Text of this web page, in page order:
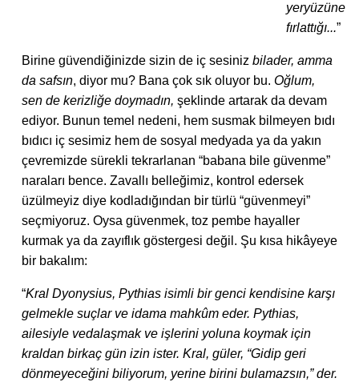
yeryüzüne
fırlattığı...”
Birine güvendiğinizde sizin de iç sesiniz bilader, amma
da safsın, diyor mu? Bana çok sık oluyor bu. Oğlum,
sen de kerizliğe doymadın, şeklinde artarak da devam
ediyor. Bunun temel nedeni, hem susmak bilmeyen bıdı
bıdıcı iç sesimiz hem de sosyal medyada ya da yakın
çevremizde sürekli tekrarlanan “babana bile güvenme”
naraları bence. Zavallı belleğimiz, kontrol edersek
üzülmeyiz diye kodladığından bir türlü “güvenmeyi”
seçmiyoruz. Oysa güvenmek, toz pembe hayaller
kurmak ya da zayıflık göstergesi değil. Şu kısa hikâyeye
bir bakalım:
“Kral Dyonysius, Pythias isimli bir genci kendisine karşı
gelmekle suçlar ve idama mahkûm eder. Pythias,
ailesiyle vedalaşmak ve işlerini yoluna koymak için
kraldan birkaç gün izin ister. Kral, güler, “Gidip geri
dönmeyeceğini biliyorum, yerine birini bulamazsın,” der.